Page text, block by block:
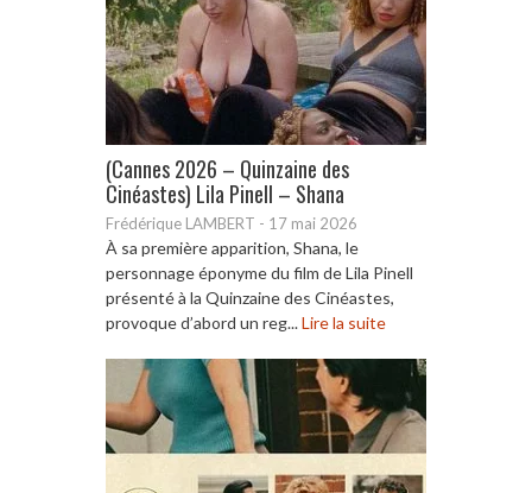
(Cannes 2026 – Quinzaine des
Cinéastes) Lila Pinell – Shana
Frédérique LAMBERT - 17 mai 2026
À sa première apparition, Shana, le
personnage éponyme du film de Lila Pinell
présenté à la Quinzaine des Cinéastes,
provoque d’abord un reg...Lire la suite